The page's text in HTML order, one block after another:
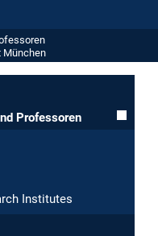
München
Professoren
Institutes